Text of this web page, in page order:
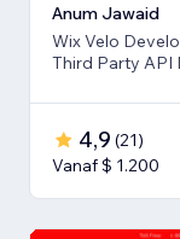
Anum Jawaid
Wix Velo
Third Party API
4,9 (21)
Vanaf $ 1.200